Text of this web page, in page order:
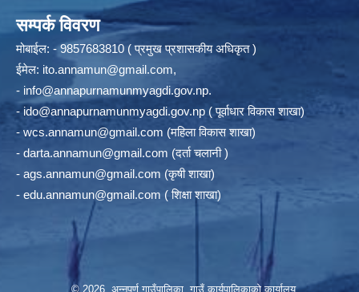
सम्पर्क विवरण
मोबाईल: - 9857683810 ( प्रमुख प्रशासकीय अधिकृत )
ईमेल: ito.annamun@gmail.com,
- info@annapurnamunmyagdi.gov.np.
- ido@annapurnamunmyagdi.gov.np ( पूर्वाधार विकास शाखा)
- wcs.annamun@gmail.com (महिला विकास शाखा)
- darta.annamun@gmail.com (दर्ता चलानी )
- ags.annamun@gmail.com (कृषी शाखा)
- edu.annamun@gmail.com ( शिक्षा शाखा)
© 2026 अन्‍नपूर्ण गाउँपालिका, गाउँ कार्यपालिकाको कार्यालय